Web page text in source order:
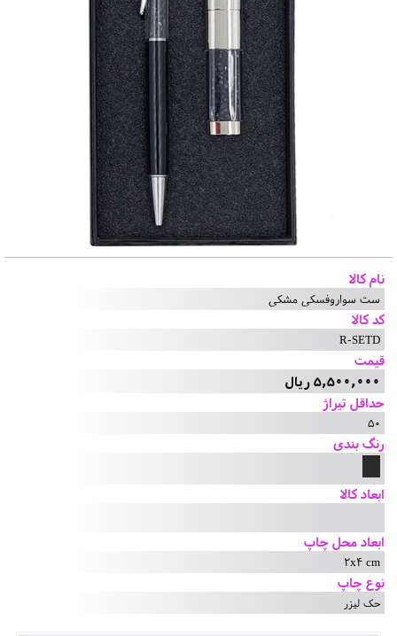
نام کالا
ست سواروفسکی مشکی
کد کالا
R-SETD
قیمت
5,500,000 ریال
حداقل تیراژ
50
رنگ بندی
ابعاد کالا
ابعاد محل چاپ
2x4 cm
نوع چاپ
حک لیزر